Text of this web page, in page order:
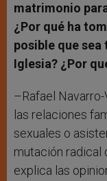
matrimonio
¿Por qué ha
posible que sea
Iglesia? ¿Por
–Rafael
las relaciones
sexuales o
mutación radical
explica las